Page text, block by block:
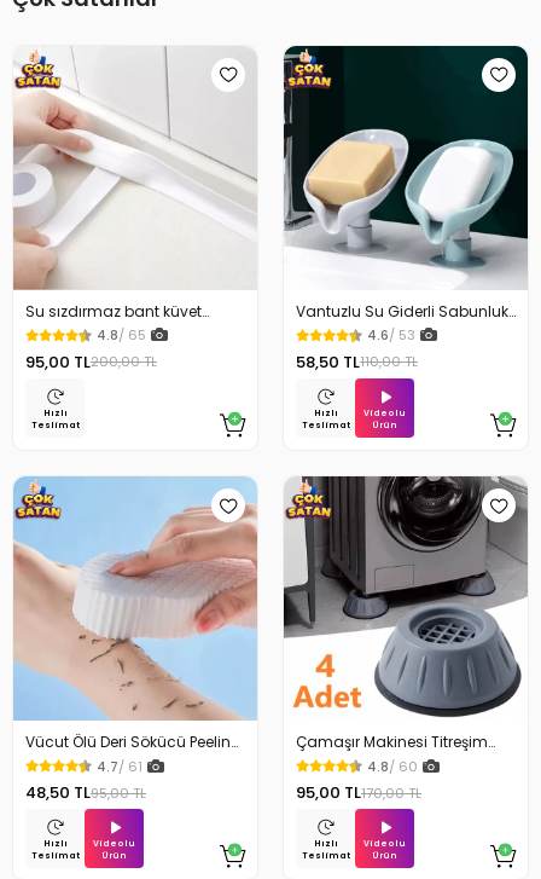
Su sızdırmaz bant küvet
Tezgah tamir bandı
4.8/ 65
95,00 TL200,00 TL
Hızlı
Teslimat
Vantuzlu Su Giderli Sabunluk
Kaymaz 4.6/ 53
58,50 TL110,00 TL
Hızlı
Teslimat
Videolu
Ürün
Vücut Ölü Deri Sökücü Peeling
Banyo Duş Süngeri
4.7/ 61
48,50 TL95,00 TL
Hızlı
Teslimat
Videolu
Ürün
Çamaşır Makinesi Titreşim
Engelleyici Stoper 4Lü
4.8/ 60
95,00 TL170,00 TL
Hızlı
Teslimat
Videolu
Ürün